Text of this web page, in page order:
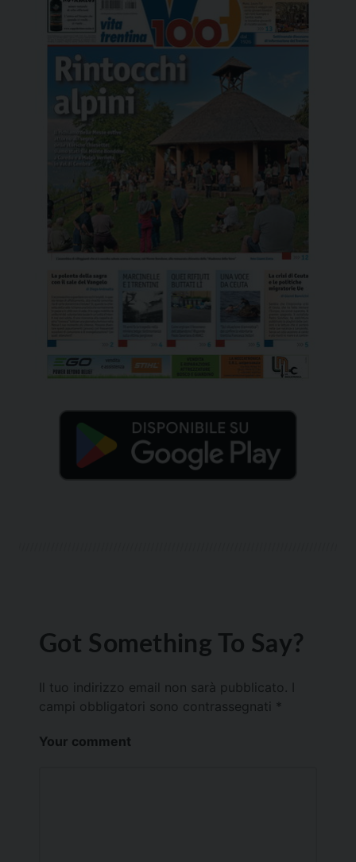
Got Something To Say?
Il tuo indirizzo email non sarà pubblicato.
campi obbligatori sono contrassegnati *
Your comment